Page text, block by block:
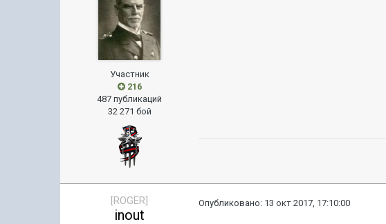
Участник
216
487 публикаций
32 271 бой
[ROGER]
inout
Опубликовано: 13 окт 2017, 17:10:00